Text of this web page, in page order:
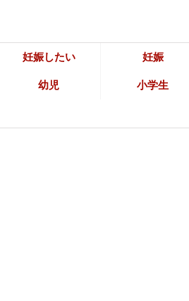
妊娠したい 妊娠
幼児 小学生